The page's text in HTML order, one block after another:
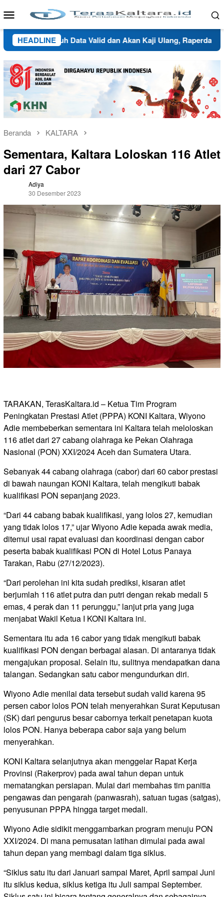
ke
Menu
Mobile
HEADLINE
Butuh Data Valid dan Akan Kaji Ulang, Raperda Wilayah
Beranda KALTARA
Sementara, Kaltara Loloskan 116 Atlet
dari 27 Cabor
Adiya
30 Desember 2023
TARAKAN, TerasKaltara.id – Ketua Tim Program
Peningkatan Prestasi Atlet (PPPA) KONI Kaltara, Wiyono
Adie membeberkan sementara ini Kaltara telah meloloskan
116 atlet dari 27 cabang olahraga ke Pekan Olahraga
Nasional (PON) XXI/2024 Aceh dan Sumatera Utara.
Sebanyak 44 cabang olahraga (cabor) dari 60 cabor prestasi
di bawah naungan KONI Kaltara, telah mengikuti babak
kualifikasi PON sepanjang 2023.
“Dari 44 cabang babak kualifikasi, yang lolos 27, kemudian
yang tidak lolos 17,” ujar Wiyono Adie kepada awak media,
ditemui usai rapat evaluasi dan koordinasi dengan cabor
peserta babak kualifikasi PON di Hotel Lotus Panaya
Tarakan, Rabu (27/12/2023).
“Dari perolehan ini kita sudah prediksi, kisaran atlet
berjumlah 116 atlet putra dan putri dengan rekab medali 5
emas, 4 perak dan 11 perunggu,” lanjut pria yang juga
menjabat Wakil Ketua I KONI Kaltara ini.
Sementara itu ada 16 cabor yang tidak mengikuti babak
kualifikasi PON dengan berbagai alasan. Di antaranya tidak
mengajukan proposal. Selain itu, sulitnya mendapatkan dana
talangan. Sedangkan satu cabor mengundurkan diri.
Wiyono Adie menilai data tersebut sudah valid karena 95
persen cabor lolos PON telah menyerahkan Surat Keputusan
(SK) dari pengurus besar cabornya terkait penetapan kuota
lolos PON. Hanya beberapa cabor saja yang belum
menyerahkan.
KONI Kaltara selanjutnya akan menggelar Rapat Kerja
Provinsi (Rakerprov) pada awal tahun depan untuk
mematangkan persiapan. Mulai dari membahas tim panitia
pengawas dan pengarah (panwasrah), satuan tugas (satgas),
penyusunan PPPA hingga target medali.
Wiyono Adie sidikit menggambarkan program menuju PON
XXI/2024. Di mana pemusatan latihan dimulai pada awal
tahun depan yang membagi dalam tiga siklus.
“Siklus satu itu dari Januari sampai Maret, April sampai Juni
itu siklus kedua, siklus ketiga itu Juli sampai September.